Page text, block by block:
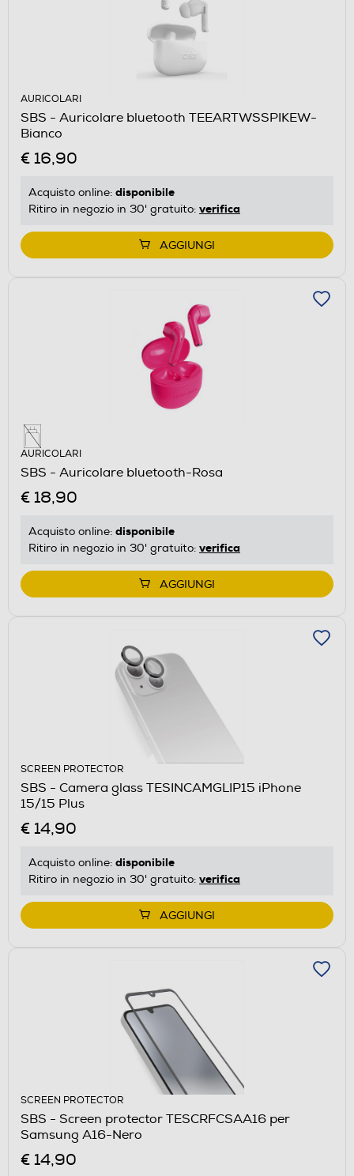
AURICOLARI
SBS - Auricolare bluetooth TEEARTWSSPIKEW-
Bianco
€ 16,90
Acquisto online: disponibile
Ritiro in negozio in 30' gratuito: verifica
AGGIUNGI
AURICOLARI
SBS - Auricolare bluetooth-Rosa
€ 18,90
Acquisto online: disponibile
Ritiro in negozio in 30' gratuito: verifica
AGGIUNGI
SCREEN PROTECTOR
SBS - Camera glass TESINCAMGLIP15 iPhone
15/15 Plus
€ 14,90
Acquisto online: disponibile
Ritiro in negozio in 30' gratuito: verifica
AGGIUNGI
SCREEN PROTECTOR
SBS - Screen protector TESCRFCSAA16 per
Samsung A16-Nero
€ 14,90